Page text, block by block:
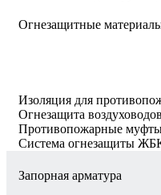
Огнезащитные
Изоляция для
Огнезащита
Противопожарные
Система огнезащиты
Запорная арматура